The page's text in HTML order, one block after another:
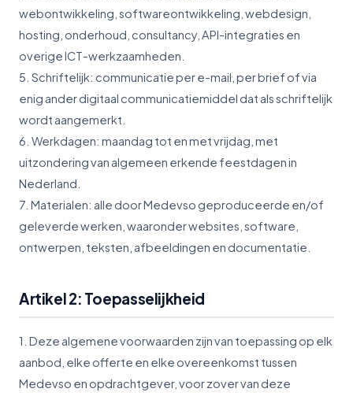
webontwikkeling, softwareontwikkeling, webdesign,
hosting, onderhoud, consultancy, API-integraties en
overige ICT-werkzaamheden.
5. Schriftelijk: communicatie per e-mail, per brief of via
enig ander digitaal communicatiemiddel dat als schriftelijk
wordt aangemerkt.
6. Werkdagen: maandag tot en met vrijdag, met
uitzondering van algemeen erkende feestdagen in
Nederland.
7. Materialen: alle door Medevso geproduceerde en/of
geleverde werken, waaronder websites, software,
ontwerpen, teksten, afbeeldingen en documentatie.
Artikel 2: Toepasselijkheid
1. Deze algemene voorwaarden zijn van toepassing op elk
aanbod, elke offerte en elke overeenkomst tussen
Medevso en opdrachtgever, voor zover van deze